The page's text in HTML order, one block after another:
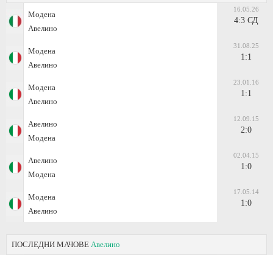
Модена
Авелино
16.05.26
4:3 СД
Модена
Авелино
31.08.25
1:1
Модена
Авелино
23.01.16
1:1
Авелино
Модена
12.09.15
2:0
Авелино
Модена
02.04.15
1:0
Модена
Авелино
17.05.14
1:0
ПОСЛЕДНИ МАЧОВЕ Авелино